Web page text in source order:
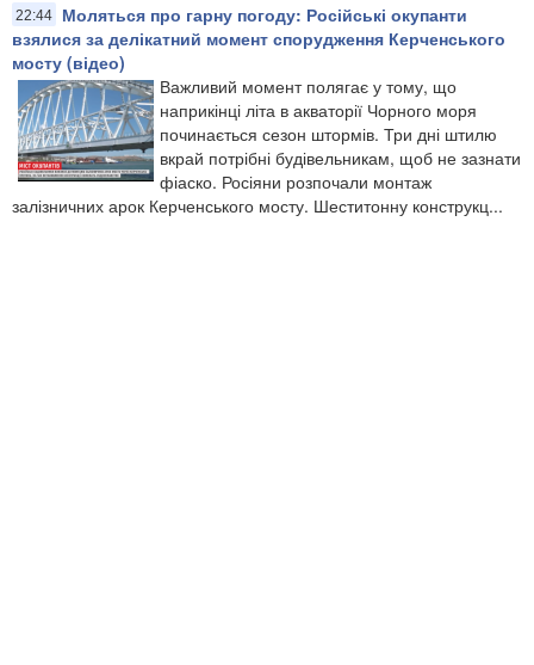
22:44
Моляться про гарну погоду: Російські окупанти
взялися за делікатний момент спорудження Керченського
мосту (відео)
Важливий момент полягає у тому, що
наприкінці літа в акваторії Чорного моря
починається сезон штормів. Три дні штилю
вкрай потрібні будівельникам, щоб не зазнати
фіаско. Росіяни розпочали монтаж
залізничних арок Керченського мосту. Шеститонну конструкц...